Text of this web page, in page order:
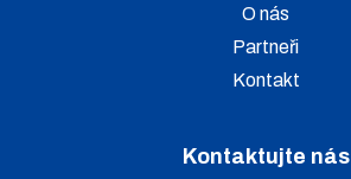
O nás
Partneři
Kontakt
Kontaktujte nás